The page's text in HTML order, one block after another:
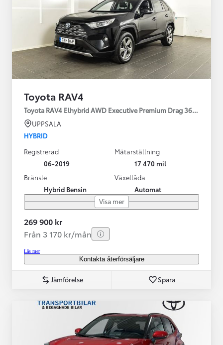
Toyota RAV4
Toyota RAV4 Elhybrid AWD Executive Premium Drag 360-kamera
UPPSALA
HYBRID
Registrerad
06-2019
Mätarställning
17 470 mil
Bränsle
Hybrid Bensin
Växellåda
Automat
Visa mer
269 900 kr
Från 3 170 kr/mån
Läs mer
Kontakta återförsäljare
Jämförelse Spara